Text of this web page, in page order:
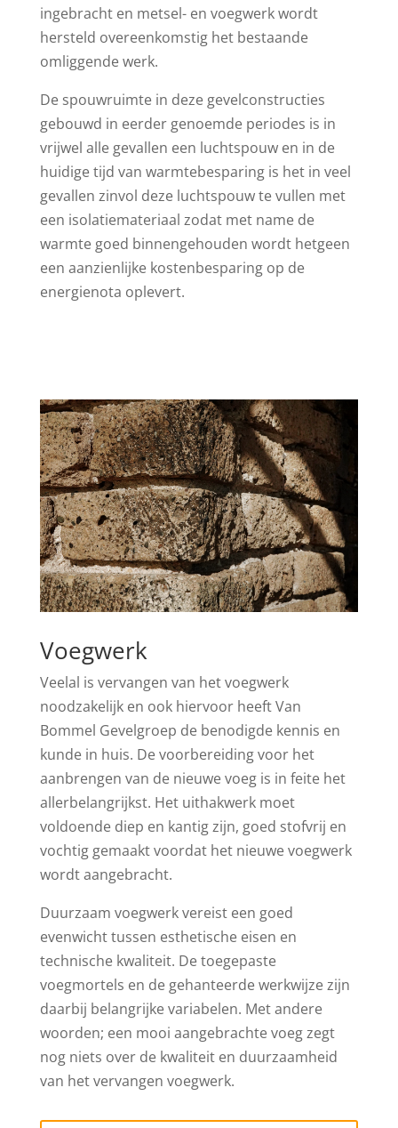
ingebracht en metsel- en voegwerk wordt
hersteld overeenkomstig het bestaande
omliggende werk.
De spouwruimte in deze gevelconstructies
gebouwd in eerder genoemde periodes is in
vrijwel alle gevallen een luchtspouw en in de
huidige tijd van warmtebesparing is het in veel
gevallen zinvol deze luchtspouw te vullen met
een isolatiemateriaal zodat met name de
warmte goed binnengehouden wordt hetgeen
een aanzienlijke kostenbesparing op de
energienota oplevert.
Voegwerk
Veelal is vervangen van het voegwerk
noodzakelijk en ook hiervoor heeft Van
Bommel Gevelgroep de benodigde kennis en
kunde in huis. De voorbereiding voor het
aanbrengen van de nieuwe voeg is in feite het
allerbelangrijkst. Het uithakwerk moet
voldoende diep en kantig zijn, goed stofvrij en
vochtig gemaakt voordat het nieuwe voegwerk
wordt aangebracht.
Duurzaam voegwerk vereist een goed
evenwicht tussen esthetische eisen en
technische kwaliteit. De toegepaste
voegmortels en de gehanteerde werkwijze zijn
daarbij belangrijke variabelen. Met andere
woorden; een mooi aangebrachte voeg zegt
nog niets over de kwaliteit en duurzaamheid
van het vervangen voegwerk.